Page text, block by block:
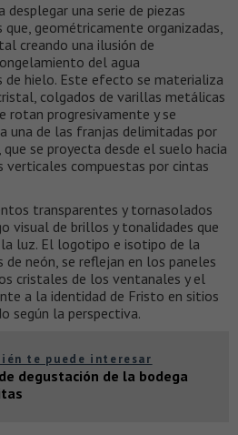
una serie de piezas
geométricamente organizadas,
creando una ilusión de
del agua
de hielo. Este efecto se materializa
colgados de varillas metálicas
rotan progresivamente y se
una de las franjas delimitadas por
se proyecta desde el suelo hacia
compuestas por cintas
transparentes y tornasolados
visual de brillos y tonalidades que
luz. El logotipo e isotipo de la
de neón, se reflejan en los paneles
cristales de los ventanales y el
a la identidad de Fristo en sitios
según la perspectiva.
te puede interesar
degustación de la bodega